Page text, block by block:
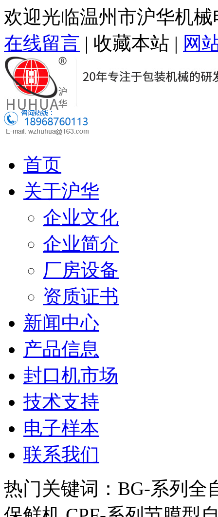
欢迎光临温州市沪华机
在线留言 | 收藏本站 | 网
首页
关于沪华
企业文化
企业简介
厂房设备
资质证书
新闻中心
产品信息
封口机市场
技术支持
电子样本
联系我们
热门关键词：BG-系列全